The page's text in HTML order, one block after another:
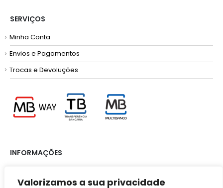
Valorizamos a sua privacidade
SERVIÇOS
Minha Conta
Envios e Pagamentos
Trocas e Devoluções
INFORMAÇÕES